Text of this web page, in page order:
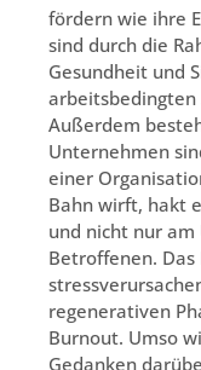
fördern wie ihre
sind durch die
Gesundheit und
Außerdem
Unternehmen
einer
Bahn wirft, hakt
und nicht nur
Betroffenen. Das
regenerativen
Burnout. Umso
Gedanken